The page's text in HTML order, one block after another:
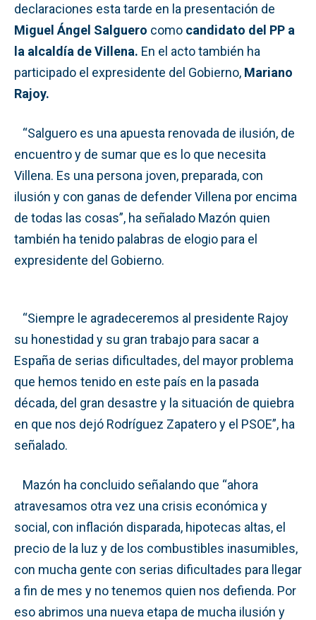
declaraciones esta tarde en la presentación de
Miguel Ángel Salguero como candidato del PP a
la alcaldía de Villena. En el acto también ha
participado el expresidente del Gobierno, Mariano
Rajoy.
“Salguero es una apuesta renovada de ilusión, de
encuentro y de sumar que es lo que necesita
Villena. Es una persona joven, preparada, con
ilusión y con ganas de defender Villena por encima
de todas las cosas”, ha señalado Mazón quien
también ha tenido palabras de elogio para el
expresidente del Gobierno.
“Siempre le agradeceremos al presidente Rajoy
su honestidad y su gran trabajo para sacar a
España de serias dificultades, del mayor problema
que hemos tenido en este país en la pasada
década, del gran desastre y la situación de quiebra
en que nos dejó Rodríguez Zapatero y el PSOE”, ha
señalado.
Mazón ha concluido señalando que “ahora
atravesamos otra vez una crisis económica y
social, con inflación disparada, hipotecas altas, el
precio de la luz y de los combustibles inasumibles,
con mucha gente con serias dificultades para llegar
a fin de mes y no tenemos quien nos defienda. Por
eso abrimos una nueva etapa de mucha ilusión y